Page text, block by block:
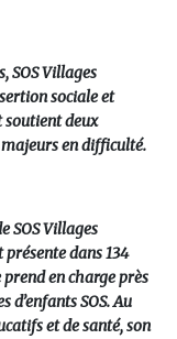
SOS Villages
sociale et
soutient deux
en difficulté.
SOS Villages
dans 134
en charge près
SOS. Au
et de santé, son